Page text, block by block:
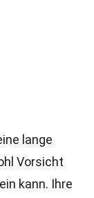
lange
Vorsicht
kann. Ihre